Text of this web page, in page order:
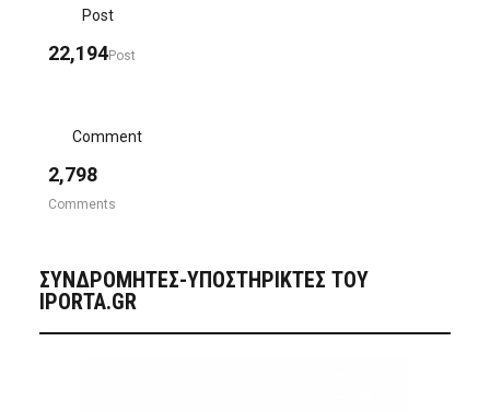
Post
22,194Post
Comment
2,798
Comments
ΣΥΝΔΡΟΜΗΤΈΣ-ΥΠΟΣΤΗΡΙΚΤΈΣ ΤΟΥ
IPORTA.GR